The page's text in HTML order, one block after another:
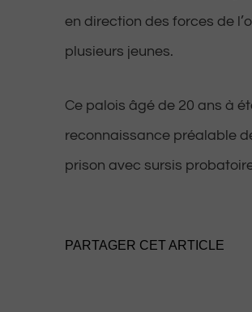
en direction des forces de
plusieurs jeunes.
Ce palois âgé de 20 ans à
reconnaissance préalable
prison avec sursis
PARTAGER CET ARTICLE